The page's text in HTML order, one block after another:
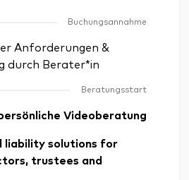
Buchungsannahme
Anforderungen &
durch Berater*in
Beratungsstart
Videoberatung
liability solutions for
trustees and